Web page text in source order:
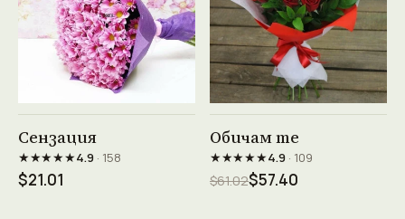
Сензация
★★★★★4.9· 158
$21.01
Обичам те
★★★★★4.9· 109
$61.02$57.40